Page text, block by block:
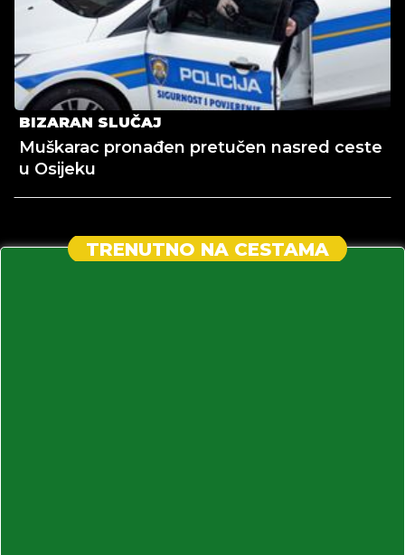
BIZARAN SLUČAJ
Muškarac pronađen pretučen nasred ceste
u Osijeku
TRENUTNO NA CESTAMA